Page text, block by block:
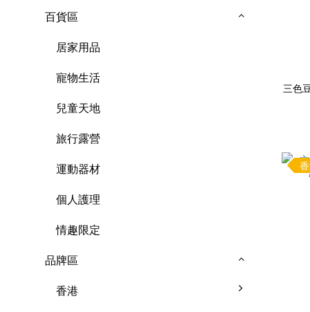
百貨區
居家用品
寵物生活
兒童天地
旅行露營
運動器材
個人護理
情趣限定
品牌區
香港
三色